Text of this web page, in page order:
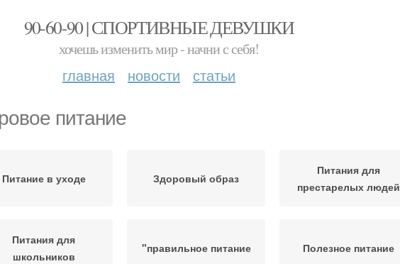
90-60-90 | СПОРТИВНЫЕ ДЕВУШКИ
хочешь изменить мир - начни с себя!
главная новости статьи
питание
Питание в уходе Здоровый образ
Питания для
престарелых людей
Питания для
школьников
"правильное питание Полезное питание